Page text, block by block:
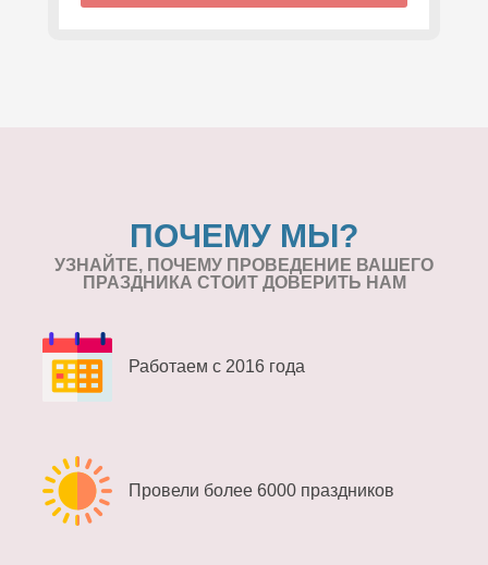
ПОЧЕМУ МЫ?
УЗНАЙТЕ, ПОЧЕМУ ПРОВЕДЕНИЕ ВАШЕГО
ПРАЗДНИКА СТОИТ ДОВЕРИТЬ НАМ
Работаем с 2016 года
Провели более 6000 праздников